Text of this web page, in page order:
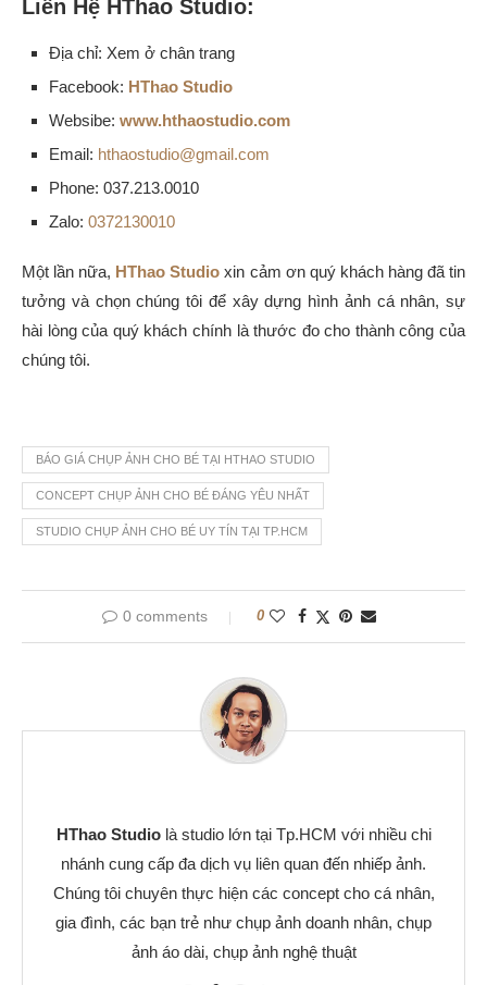
Liên Hệ HThao Studio:
Địa chỉ: Xem ở chân trang
Facebook: HThao Studio
Websibe: www.hthaostudio.com
Email: hthaostudio@gmail.com
Phone: 037.213.0010
Zalo: 0372130010
Một lần nữa, HThao Studioxin cảm ơn quý khách hàng đã tin
tưởng và chọn chúng tôi để xây dựng hình ảnh cá nhân, sự
hài lòng của quý khách chính là thước đo cho thành công của
chúng tôi.
BÁO GIÁ CHỤP ẢNH CHO BÉ TẠI HTHAO STUDIO
CONCEPT CHỤP ẢNH CHO BÉ ĐÁNG YÊU NHẤT
STUDIO CHỤP ẢNH CHO BÉ UY TÍN TẠI TP.HCM
0 comments 0
HThao Studiolà studio lớn tại Tp.HCM với nhiều chi
nhánh cung cấp đa dịch vụ liên quan đến nhiếp ảnh.
Chúng tôi chuyên thực hiện các concept cho cá nhân,
gia đình, các bạn trẻ như chụp ảnh doanh nhân, chụp
ảnh áo dài, chụp ảnh nghệ thuật